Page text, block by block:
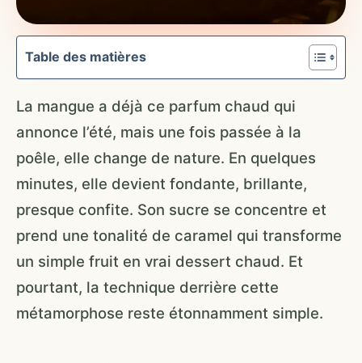
Table des matières
La mangue a déjà ce parfum chaud qui
annonce l’été, mais une fois passée à la
poêle, elle change de nature. En quelques
minutes, elle devient fondante, brillante,
presque confite. Son sucre se concentre et
prend une tonalité de caramel qui transforme
un simple fruit en vrai dessert chaud. Et
pourtant, la technique derrière cette
métamorphose reste étonnamment simple.